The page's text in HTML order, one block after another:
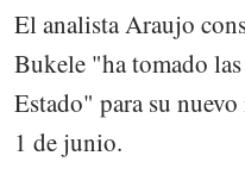
El analista Araujo
Bukele "ha tomado
Estado" para su
1 de junio.